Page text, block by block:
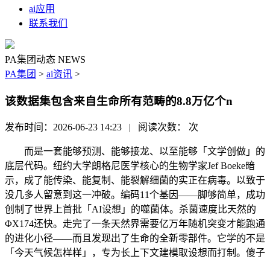
ai应用
联系我们
PA集团动态 NEWS
PA集团 > ai资讯 >
该数据集包含来自生命所有范畴的8.8万亿个n
发布时间：2026-06-23 14:23 | 阅读次数： 次
而是一套能够预测、能够接龙、以至能够「文学创做」的
底层代码。纽约大学朗格尼医学核心的生物学家Jef Boeke暗
示，成了能传染、能复制、能裂解细菌的实正在病毒。以致于
没几多人留意到这一冲破。编码11个基因——脚够简单，成功
创制了世界上首批「AI设想」的噬菌体。杀菌速度比天然的
ΦX174还快。走完了一条天然界需要亿万年随机突变才能跑通
的进化小径——而且发现出了生命的全新零部件。它学的不是
「今天气候怎样样」，专为长上下文建模取设想而打制。傻子